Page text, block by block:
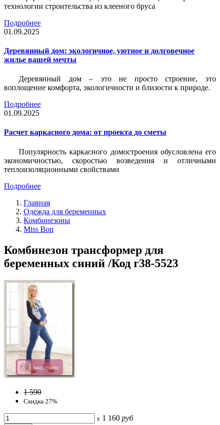
технологии строительства из клееного бруса
Подробнее
01.09.2025
Деревянный дом: экологичное, уютное и долговечное
жилье вашей мечты
Деревянный дом – это не просто строение, это
воплощение комфорта, экологичности и близости к природе.
Подробнее
01.09.2025
Расчет каркасного дома: от проекта до сметы
Популярность каркасного домостроения обусловлена его
экономичностью, скоростью возведения и отличными
теплоизоляционными свойствами
Подробнее
Главная
Одежда для беременных
Комбинезоны
Miss Bon
Комбинезон трансформер для
беременных синий /Код r38-5523
1 590
Скидка 27%
x 1 160 руб